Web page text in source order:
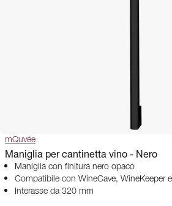
mQuvée
Maniglia per cantinetta vino - Nero
Maniglia con finitura nero opaco
Compatibile con WineCave, WineKeeper e
Interasse da 320 mm